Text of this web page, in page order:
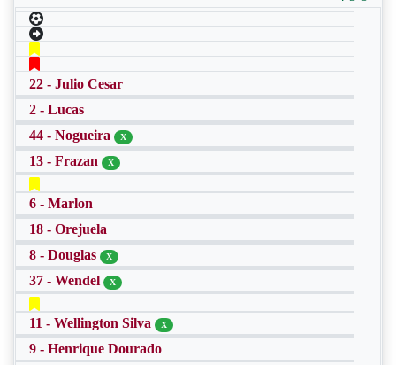
22 - Julio Cesar
2 - Lucas
44 - Nogueira
X
13 - Frazan X
6 - Marlon
18 - Orejuela
8 - Douglas
X
37 - Wendel X
11 - Wellington Silva X
9 - Henrique Dourado